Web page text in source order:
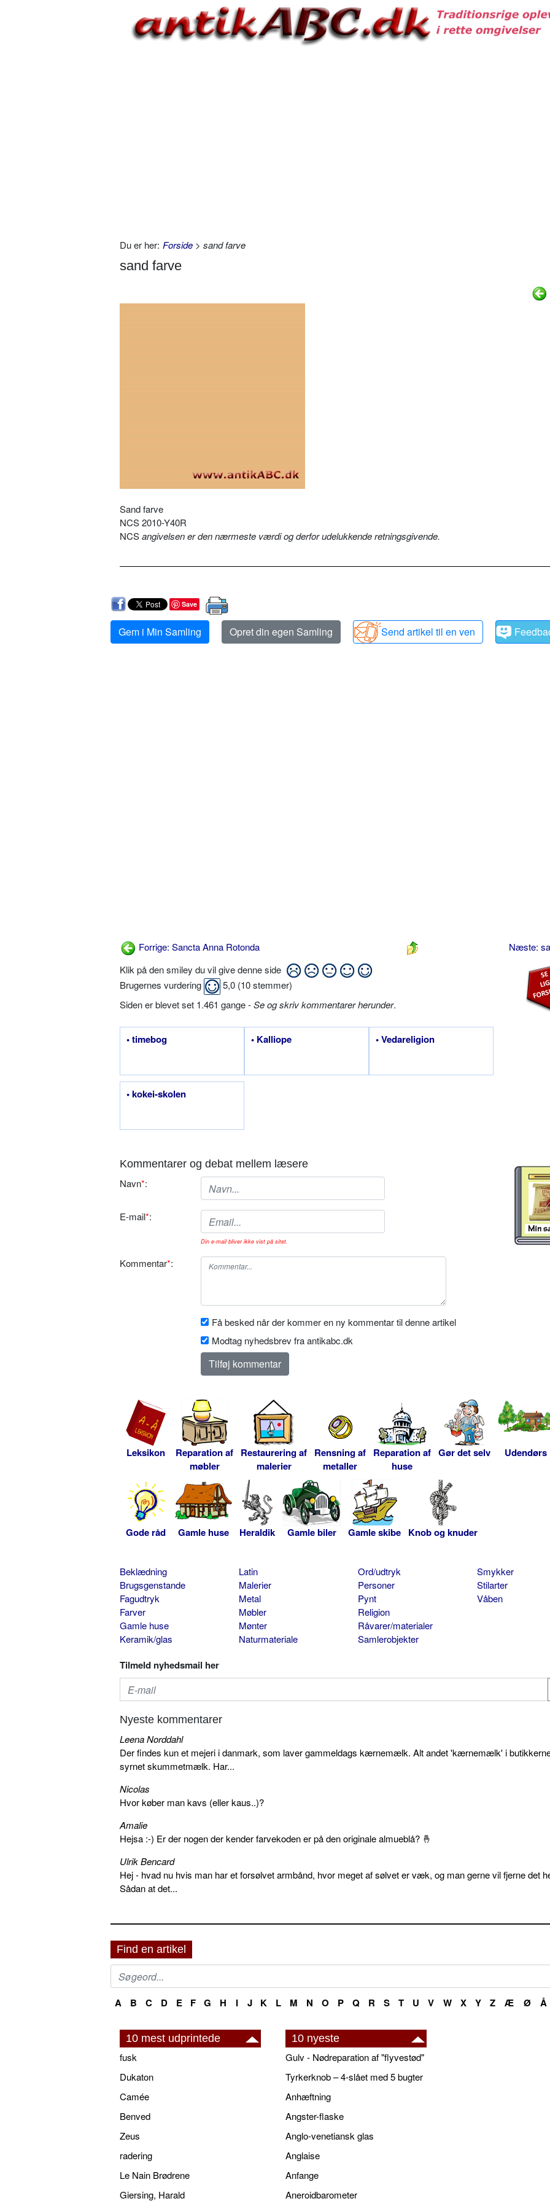
Du er her: Forside > sand farve
sand farve
Sand farve
NCS 2010-Y40R
NCSangivelsen er den nærmeste værdi og derfor udelukkende retningsgivende.
Save
Gem i Min Samling Opret din egen Samling Send artikel til en ven
Forrige: Sancta Anna Rotonda
Næste:
Klik på den smiley du vil give denne side
Brugernes vurdering
5,0 (10stemmer)
Siden er blevet set 1.461 gange -Se og skriv kommentarer herunder.
• timebog • Kalliope • Vedareligion
• kokei-skolen
Kommentarer og debat mellem læsere
Navn*:
E-mail*:
Din e-mail bliver ikke vist på sitet.
Kommentar*:
Få besked når der kommer en ny kommentar til denne artikel
Modtag nyhedsbrev fra antikabc.dk
Leksikon
Reparation af
møbler
Restaurering af
malerier
Rensning af
metaller
Reparation af
huse
Gør det selv Udendørs
Gode råd Gamle huse Heraldik Gamle biler Gamle skibe Knob og knuder
Beklædning
Brugsgenstande
Fagudtryk
Farver
Gamle huse
Keramik/glas
Latin
Malerier
Metal
Møbler
Mønter
Naturmateriale
Ord/udtryk
Personer
Pynt
Religion
Råvarer/materialer
Samlerobjekter
Smykker
Stilarter
Våben
Tilmeld nyhedsmail her
Nyeste kommentarer
Leena Norddahl
Der findes kun et mejeri i danmark, som laver gammeldags kærnemælk. Alt andet 'kærnemælk' i
syrnet skummetmælk. Har...
Nicolas
Hvor køber man kavs (eller kaus..)?
Amalie
Hejsa :-) Er der nogen der kender farvekoden er på den originale almueblå? 🤞
Ulrik Bencard
Hej - hvad nu hvis man har et forsølvet armbånd, hvor meget af sølvet er væk, og man gerne vil fjerne det
Sådan at det...
Find en artikel
A B C D E F G H I J K L M N O P Q R S T U V W X Y Z Æ Ø Å
10 mest udprintede
fusk
Dukaton
Camée
Benved
Zeus
radering
Le Nain Brødrene
Giersing, Harald
10 nyeste
Gulv - Nødreparation af "flyvestød"
Tyrkerknob – 4-slået med 5 bugter
Anhæftning
Angster-flaske
Anglo-venetiansk glas
Anglaise
Anfange
Aneroidbarometer